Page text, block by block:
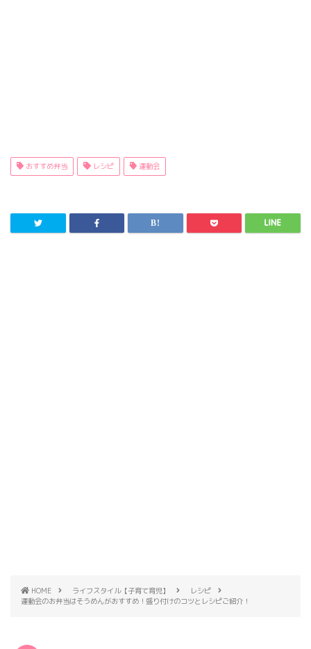
おすすめ弁当 レシピ 運動会
HOME ライフスタイル【子育て育児】
レシピ
運動会のお弁当はそうめんがおすすめ！盛り付けのコツとレシピご紹介！